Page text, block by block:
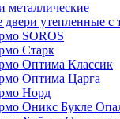
металлические
утепленные с
SOROS
Старк
Оптима Классик
Оптима Царга
Норд
Оникс Букле